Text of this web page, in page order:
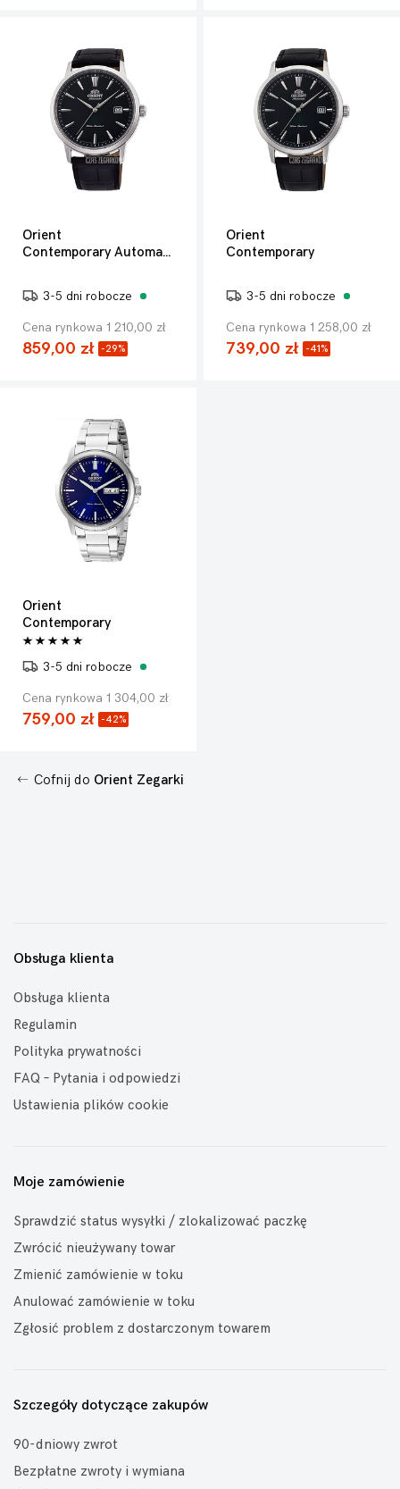
Orient
Contemporary Automatic
3-5 dni robocze
Cena rynkowa 1 210,00 zł
859,00 zł -29%
Orient
Contemporary
3-5 dni robocze
Cena rynkowa 1 258,00 zł
739,00 zł -41%
Orient
Contemporary
3-5 dni robocze
Cena rynkowa 1 304,00 zł
759,00 zł -42%
Cofnij do Orient Zegarki
Obsługa klienta
Obsługa klienta
Regulamin
Polityka prywatności
FAQ – Pytania i odpowiedzi
Ustawienia plików cookie
Moje zamówienie
Sprawdzić status wysyłki / zlokalizować paczkę
Zwrócić nieużywany towar
Zmienić zamówienie w toku
Anulować zamówienie w toku
Zgłosić problem z dostarczonym towarem
Szczegóły dotyczące zakupów
90-dniowy zwrot
Bezpłatne zwroty i wymiana